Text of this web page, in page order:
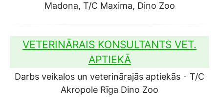
Madona, T/C Maxima, Dino Zoo
VETERINĀRAIS KONSULTANTS VET.
APTIEKĀ
Darbs veikalos un veterinārajās aptiekās · T/C
Akropole Rīga Dino Zoo